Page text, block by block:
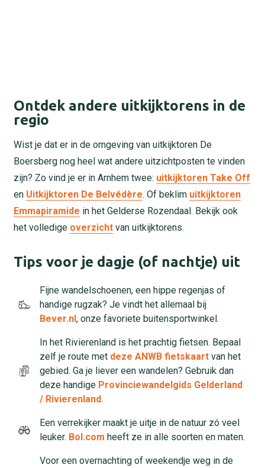
Ontdek andere uitkijktorens in de
regio
Wist je dat er in de omgeving van uitkijktoren De
Boersberg nog heel wat andere uitzichtposten te vinden
zijn? Zo vind je er in Arnhem twee: uitkijktoren Take Off
en Uitkijktoren De Belvédère. Of beklim uitkijktoren
Emmapiramide in het Gelderse Rozendaal. Bekijk ook
het volledige overzicht van uitkijktorens.
Tips voor je dagje (of nachtje) uit
Fijne wandelschoenen, een hippe regenjas of
handige rugzak? Je vindt het allemaal bij
Bever.nl, onze favoriete buitensportwinkel.
In het Rivierenland is het prachtig fietsen. Bepaal
zelf je route met deze ANWB fietskaart van het
gebied. Ga je liever een wandelen? Gebruik dan
deze handige Provinciewandelgids Gelderland
/ Rivierenland.
Een verrekijker maakt je uitje in de natuur zó veel
leuker. Bol.com heeft ze in alle soorten en maten.
Voor een overnachting of weekendje weg in de